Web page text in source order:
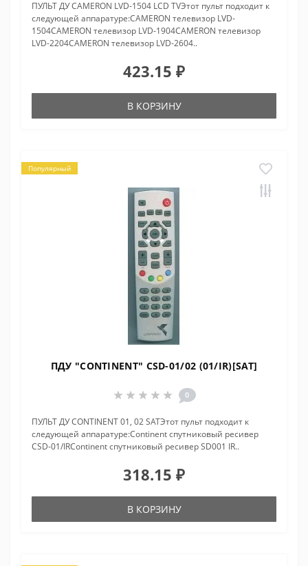
ПУЛЬТ ДУ CAMERON LVD-1504 LCD TVЭтот пульт подходит к
следующей аппаратуре:CAMERON телевизор LVD-
1504CAMERON телевизор LVD-1904CAMERON телевизор
LVD-2204CAMERON телевизор LVD-2604..
423.15 ₽
В КОРЗИНУ
Популярный
ПДУ "CONTINENT" CSD-01/02 (01/IR)[SAT]
0
ПУЛЬТ ДУ CONTINENT 01, 02 SATЭтот пульт подходит к
следующей аппаратуре:Continent спутниковый ресивер
CSD-01/IRContinent спутниковый ресивер SD001 IR..
318.15 ₽
В КОРЗИНУ